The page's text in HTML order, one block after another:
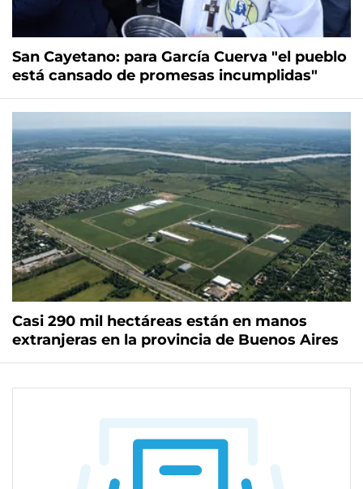
San Cayetano: para García Cuerva "el pueblo
está cansado de promesas incumplidas"
Casi 290 mil hectáreas están en manos
extranjeras en la provincia de Buenos Aires